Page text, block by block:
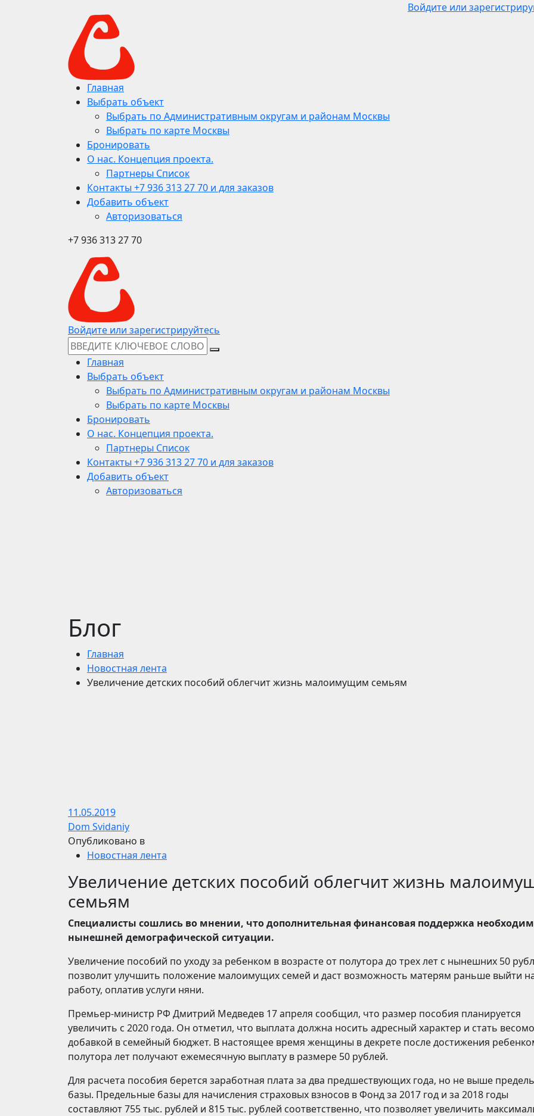
Войдите или
Главная
Выбрать объект
Выбрать по Административным округам и районам Москвы
Выбрать по карте Москвы
Бронировать
О нас. Концепция проекта.
Партнеры Список
Контакты +7 936 313 27 70 и для заказов
Добавить объект
Авторизоваться
+7 936 313 27 70
Войдите или зарегистрируйтесь
Главная
Выбрать объект
Выбрать по Административным округам и районам Москвы
Выбрать по карте Москвы
Бронировать
О нас. Концепция проекта.
Партнеры Список
Контакты +7 936 313 27 70 и для заказов
Добавить объект
Авторизоваться
Блог
Главная
Новостная лента
Увеличение детских пособий облегчит жизнь малоимущим семьям
11.05.2019
Dom Svidaniy
Опубликовано в
Новостная лента
Увеличение детских пособий облегчит жизнь
семьям
Специалисты сошлись во мнении, что дополнительная финансовая поддержка
нынешней демографической ситуации.
Увеличение пособий по уходу за ребенком в возрасте от полутора до трех лет с нынешних 50
позволит улучшить положение малоимущих семей и даст возможность матерям раньше выйти
работу, оплатив услуги няни.
Премьер-министр РФ Дмитрий Медведев 17 апреля сообщил, что размер пособия планируется
увеличить с 2020 года. Он отметил, что выплата должна носить адресный характер и стать
добавкой в семейный бюджет. В настоящее время женщины в декрете после достижения
полутора лет получают ежемесячную выплату в размере 50 рублей.
Для расчета пособия берется заработная плата за два предшествующих года, но не выше
базы. Предельные базы для начисления страховых взносов в Фонд за 2017 год и за 2018 годы
составляют 755 тыс. рублей и 815 тыс. рублей соответственно, что позволяет увеличить